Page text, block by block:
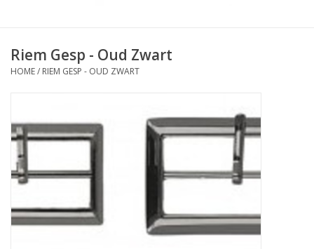
Fournituren
Workshops
Diy pakketten
Studio Olive inspireert....
Riem Gesp - Oud Zwart
HOME/ RIEM GESP - OUD ZWART